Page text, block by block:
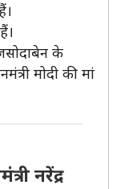
के
मोदी की मां
नरेंद्र